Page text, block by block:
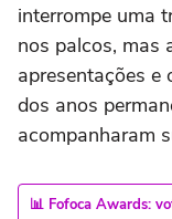
interrompe uma
nos palcos, mas
apresentações
dos anos
acompanharam
📊 Fofoca Awards: